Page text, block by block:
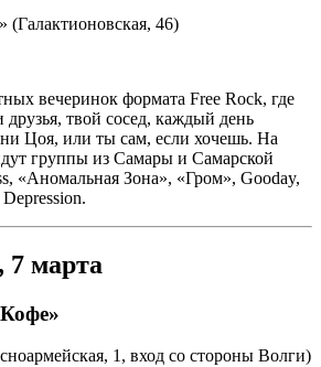
(Галактионовская, 46)
вечеринок формата Free Rock, где
друзья, твой сосед, каждый день
Цоя, или ты сам, если хочешь. На
группы из Самары и Самарской
«Аномальная Зона», «Гром», Gooday,
7 марта
1, вход со стороны Волги)